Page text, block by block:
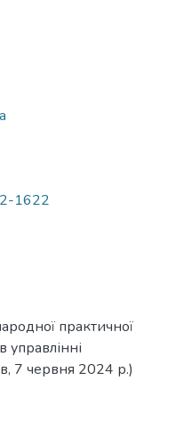
1622
практичної
управлінні
7 червня 2024 р.)